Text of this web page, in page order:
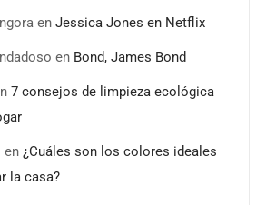
en Jessica Jones en Netflix
en Bond, James Bond
7 consejos de limpieza ecológica
en ¿Cuáles son los colores ideales
la casa?